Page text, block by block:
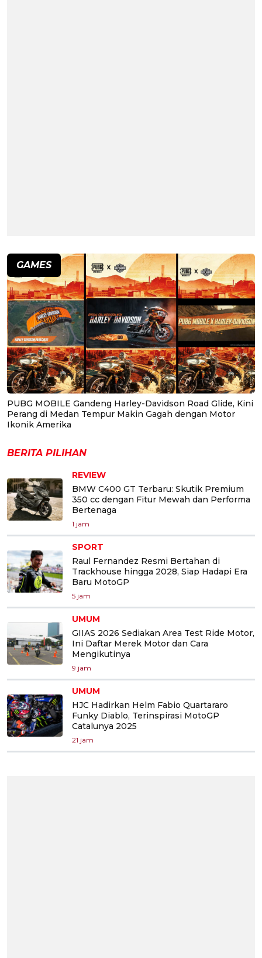
GAMES
PUBG MOBILE Gandeng Harley-Davidson Road Glide, Kini
Perang di Medan Tempur Makin Gagah dengan Motor
Ikonik Amerika
BERITA PILIHAN
REVIEW
BMW C400 GT Terbaru: Skutik Premium
350 cc dengan Fitur Mewah dan Performa
Bertenaga
1 jam
SPORT
Raul Fernandez Resmi Bertahan di
Trackhouse hingga 2028, Siap Hadapi Era
Baru MotoGP
5 jam
UMUM
GIIAS 2026 Sediakan Area Test Ride Motor,
Ini Daftar Merek Motor dan Cara
Mengikutinya
9 jam
UMUM
HJC Hadirkan Helm Fabio Quartararo
Funky Diablo, Terinspirasi MotoGP
Catalunya 2025
21 jam